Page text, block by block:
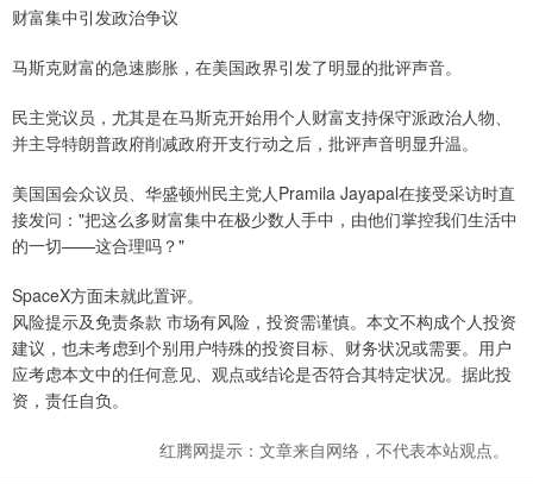
财富集中引发政治争议
马斯克财富的急速膨胀，在美国政界引发了明显的批评声音。
民主党议员，尤其是在马斯克开始用个人财富支持保守派政治人物、
并主导特朗普政府削减政府开支行动之后，批评声音明显升温。
美国国会众议员、华盛顿州民主党人Pramila Jayapal在接受采访时直
接发问："把这么多财富集中在极少数人手中，由他们掌控我们生活中
的一切——这合理吗？"
SpaceX方面未就此置评。
风险提示及免责条款 市场有风险，投资需谨慎。本文不构成个人投资
建议，也未考虑到个别用户特殊的投资目标、财务状况或需要。用户
应考虑本文中的任何意见、观点或结论是否符合其特定状况。据此投
资，责任自负。
红腾网提示：文章来自网络，不代表本站观点。